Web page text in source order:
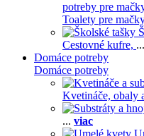
potreby pre
Toalety pre
Cestovné kufre, ...
Domáce potreby
Domáce potreby
Kvetináče, obaly
... viac